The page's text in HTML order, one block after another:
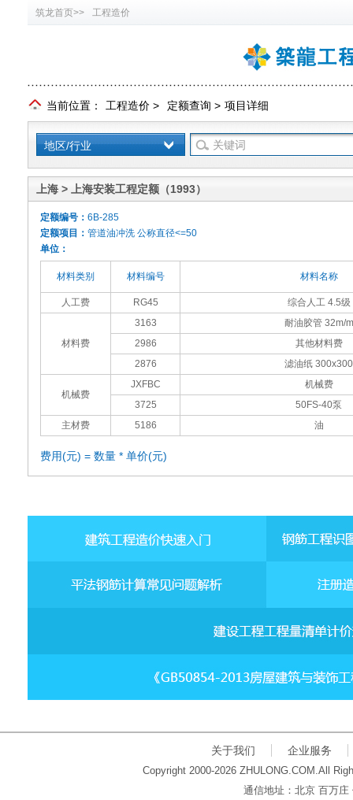
筑龙首页>> 工程造价
当前位置： 工程造价 > 定额查询 > 项目详细
地区/行业
上海 > 上海安装工程定额（1993）
定额编号： 6B-285
定额项目： 管道油冲洗 公称直径<=50
单位：
材料类别 材料编号 材料名称
人工费 RG45 综合人工 4.5级
材料费
3163
耐油胶管 32m/m
2986
其他材料费
2876
滤油纸 300x300
机械费
JXFBC
机械费
3725
50FS-40泵
主材费
5186 油
费用(元) = 数量 * 单价(元)
关于我们 企业服务
Copyright 2000-2026 ZHULONG.COM.All
通信地址：北京 百万